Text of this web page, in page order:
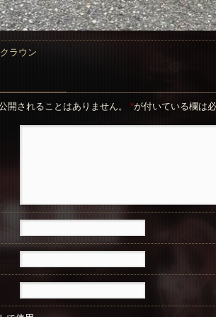
ラウン
開されることはありません。 *が付いている欄は